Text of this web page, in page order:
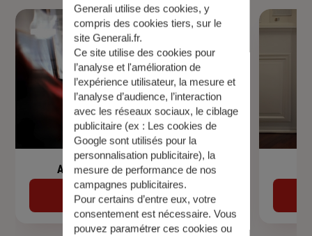
Assurance de prêt immobilier
Découvrir
Generali utilise des cookies, y
compris des cookies tiers, sur le
site Generali.fr.
Ce site utilise des cookies pour
l’analyse et l'amélioration de
l’expérience utilisateur, la mesure et
l’analyse d’audience, l’interaction
avec les réseaux sociaux, le ciblage
publicitaire (ex : Les cookies de
Google sont utilisés pour la
personnalisation publicitaire), la
mesure de performance de nos
campagnes publicitaires.
Pour certains d’entre eux, votre
consentement est nécessaire. Vous
pouvez paramétrer ces cookies ou